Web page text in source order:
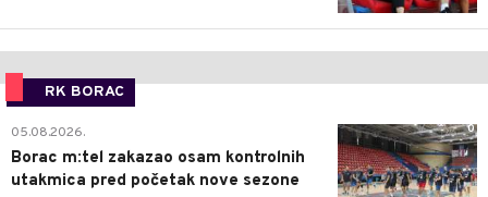
RK BORAC
0
05.08.2026.
Borac m:tel zakazao osam kontrolnih
utakmica pred početak nove sezone